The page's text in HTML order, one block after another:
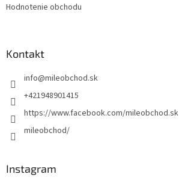
Hodnotenie obchodu
Kontakt
info@mileobchod.sk
+421948901415
https://www.facebook.com/mileobchod.sk
mileobchod/
Instagram